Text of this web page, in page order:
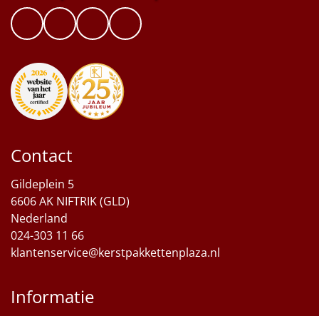
Contact
Gildeplein 5
6606 AK NIFTRIK (GLD)
Nederland
024-303 11 66
klantenservice@kerstpakkettenplaza.nl
Informatie